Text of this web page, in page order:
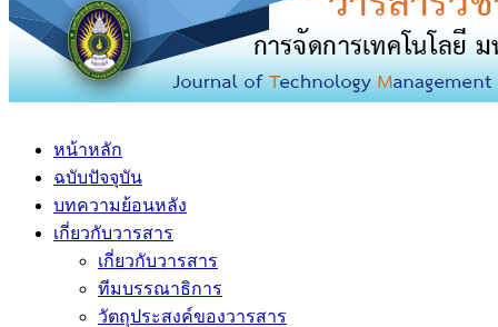
หน้าหลัก
ฉบับปัจจุบัน
บทความย้อนหลัง
เกี่ยวกับวารสาร
เกี่ยวกับวารสาร
ทีมบรรณาธิการ
วัตถุประสงค์ของวารสาร